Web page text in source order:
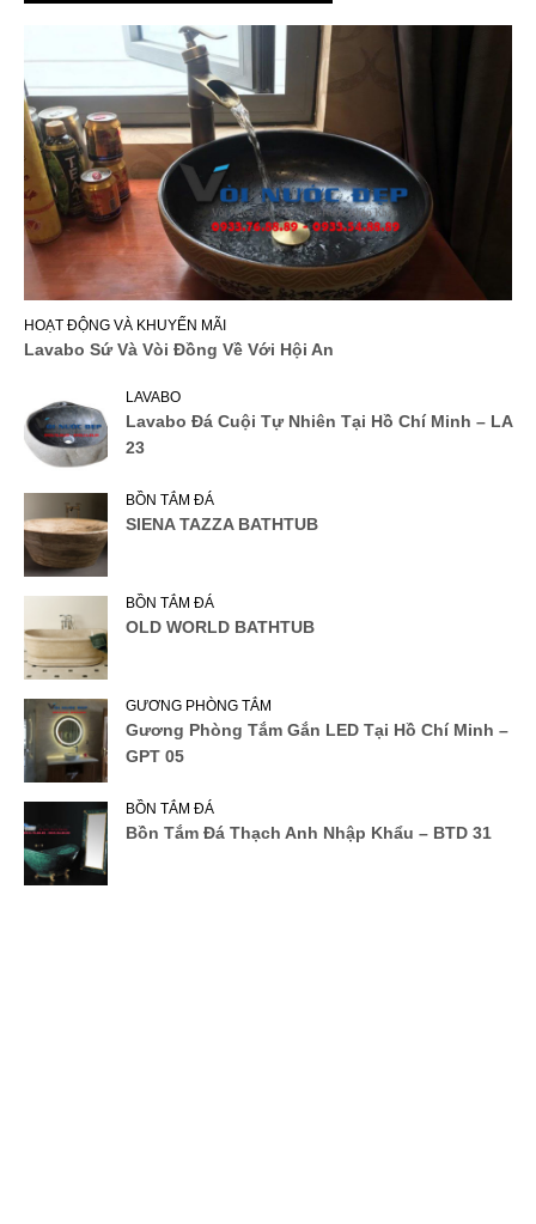
HOẠT ĐỘNG VÀ KHUYẾN MÃI
Lavabo Sứ Và Vòi Đồng Về Với Hội An
LAVABO
Lavabo Đá Cuội Tự Nhiên Tại Hồ Chí Minh – LA
23
BỒN TẮM ĐÁ
SIENA TAZZA BATHTUB
BỒN TẮM ĐÁ
OLD WORLD BATHTUB
GƯƠNG PHÒNG TẮM
Gương Phòng Tắm Gắn LED Tại Hồ Chí Minh –
GPT 05
BỒN TẮM ĐÁ
Bồn Tắm Đá Thạch Anh Nhập Khẩu – BTD 31